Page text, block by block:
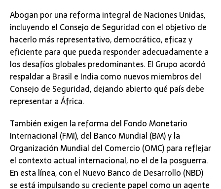
Abogan por una reforma integral de Naciones Unidas,
incluyendo el Consejo de Seguridad con el objetivo de
hacerlo más representativo, democrático, eficaz y
eficiente para que pueda responder adecuadamente a
los desafíos globales predominantes. El Grupo acordó
respaldar a Brasil e India como nuevos miembros del
Consejo de Seguridad, dejando abierto qué país debe
representar a África.
También exigen la reforma del Fondo Monetario
Internacional (FMI), del Banco Mundial (BM) y la
Organización Mundial del Comercio (OMC) para reflejar
el contexto actual internacional, no el de la posguerra.
En esta línea, con el Nuevo Banco de Desarrollo (NBD)
se está impulsando su creciente papel como un agente